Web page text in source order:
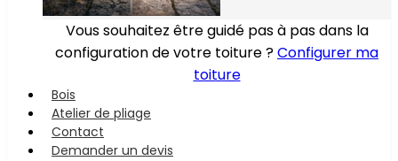
Vous souhaitez être guidé pas à pas dans la
configuration de votre toiture ?Configurer ma
toiture
Bois
Atelier de pliage
Contact
Demander un devis